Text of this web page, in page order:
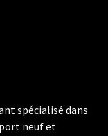
spécialisé dans
neuf et